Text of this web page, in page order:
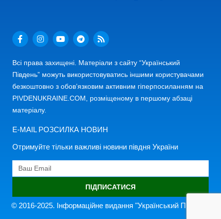
Всі права захищені. Матеріали з сайту “Український
Південь” можуть використовуватись іншими користувачами
безкоштовно з обов’язковим активним гіперпосиланням на
PIVDENUKRAINE.COM, розміщеному в першому абзаці
матеріалу.
E-MAIL РОЗСИЛКА НОВИН
Отримуйте тільки важливі новини півдня України
ПІДПИСАТИСЯ
© 2016-2025. Інформаційне видання "Український Південь"